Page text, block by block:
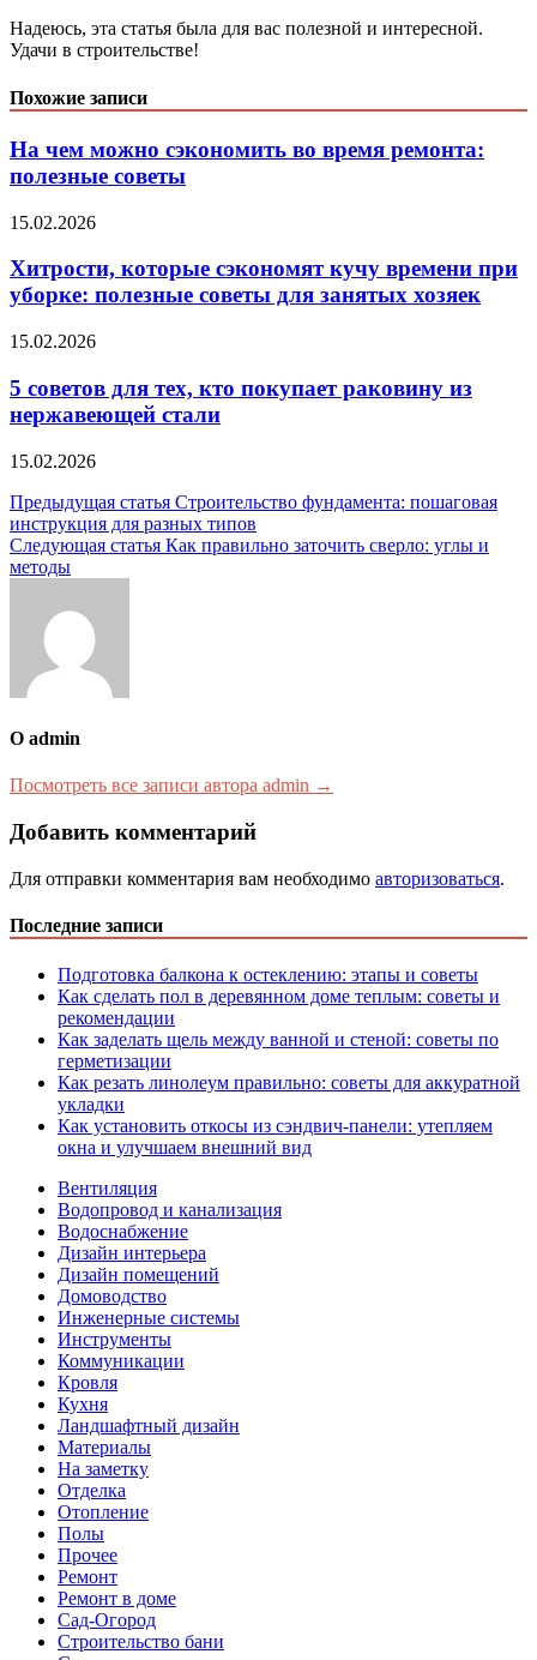
Надеюсь, эта статья была для вас полезной и интересной.
Удачи в строительстве!
Похожие записи
На чем можно сэкономить во время ремонта:
полезные советы
15.02.2026
Хитрости, которые сэкономят кучу времени при
уборке: полезные советы для занятых хозяек
15.02.2026
5 советов для тех, кто покупает раковину из
нержавеющей стали
15.02.2026
Навигация
по
записям
Предыдущая статья Строительство фундамента: пошаговая
инструкция для разных типов
Следующая статья Как правильно заточить сверло: углы и
методы
О admin
Посмотреть все записи автора admin →
Добавить комментарий
Для отправки комментария вам необходимо авторизоваться.
Последние записи
Подготовка балкона к остеклению: этапы и советы
Как сделать пол в деревянном доме теплым: советы и
рекомендации
Как заделать щель между ванной и стеной: советы по
герметизации
Как резать линолеум правильно: советы для аккуратной
укладки
Как установить откосы из сэндвич-панели: утепляем
окна и улучшаем внешний вид
Вентиляция
Водопровод и канализация
Водоснабжение
Дизайн интерьера
Дизайн помещений
Домоводство
Инженерные системы
Инструменты
Коммуникации
Кровля
Кухня
Ландшафтный дизайн
Материалы
На заметку
Отделка
Отопление
Полы
Прочее
Ремонт
Ремонт в доме
Сад-Огород
Строительство бани